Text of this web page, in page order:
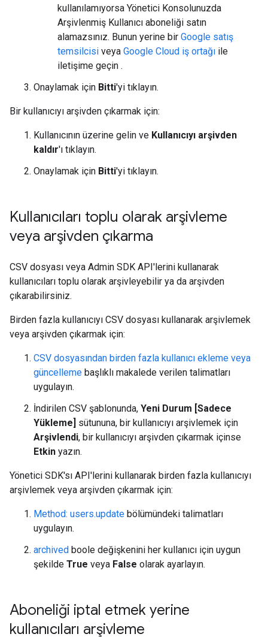
kullanılamıyorsa Yönetici Konsolunuzda
Arşivlenmiş Kullanıcı aboneliği satın
alamazsınız. Bunun yerine bir Google satış
temsilcisi veya Google Cloud iş ortağı ile
iletişime geçin .
Onaylamak için Bitti'yi tıklayın.
Bir kullanıcıyı arşivden çıkarmak için:
Kullanıcının üzerine gelin ve Kullanıcıyı arşivden
kaldır'ı tıklayın.
Onaylamak için Bitti'yi tıklayın.
Kullanıcıları toplu olarak arşivleme
veya arşivden çıkarma
CSV dosyası veya Admin SDK API'lerini kullanarak
kullanıcıları toplu olarak arşivleyebilir ya da arşivden
çıkarabilirsiniz.
Birden fazla kullanıcıyı CSV dosyası kullanarak arşivlemek
veya arşivden çıkarmak için:
CSV dosyasından birden fazla kullanıcı ekleme veya
güncelleme başlıklı makalede verilen talimatları
uygulayın.
İndirilen CSV şablonunda, Yeni Durum [Sadece
Yükleme] sütununa, bir kullanıcıyı arşivlemek için
Arşivlendi, bir kullanıcıyı arşivden çıkarmak içinse
Etkin yazın.
Yönetici SDK'sı API'lerini kullanarak birden fazla kullanıcıyı
arşivlemek veya arşivden çıkarmak için:
Method: users.update bölümündeki talimatları
uygulayın.
archived boole değişkenini her kullanıcı için uygun
şekilde True veya False olarak ayarlayın.
Aboneliği iptal etmek yerine
kullanıcıları arşivleme